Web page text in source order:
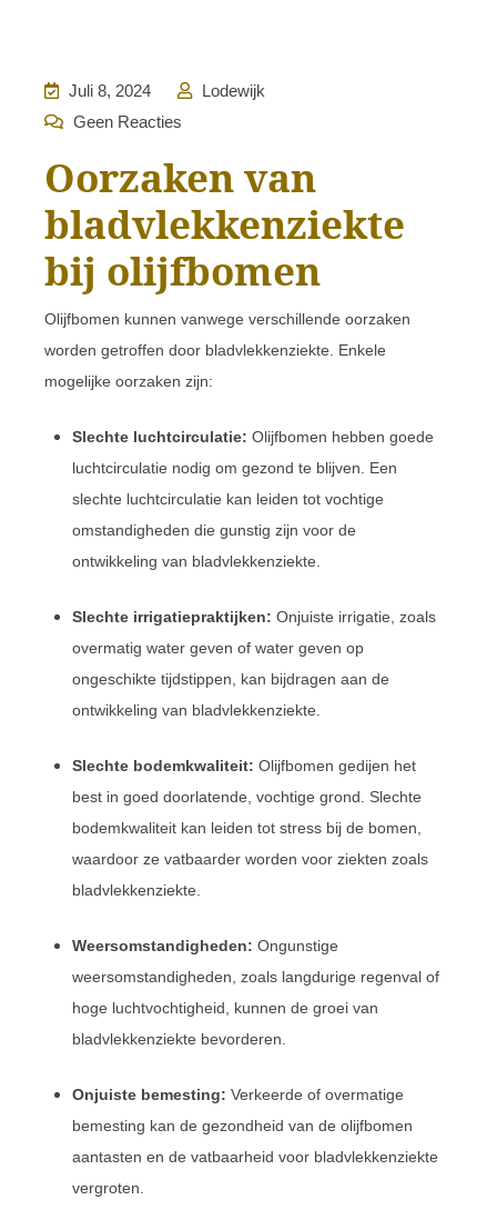
Juli 8, 2024
Lodewijk
Geen Reacties
Oorzaken van
bladvlekkenziekte
bij olijfbomen
Olijfbomen kunnen vanwege verschillende oorzaken
worden getroffen door bladvlekkenziekte. Enkele
mogelijke oorzaken zijn:
Slechte luchtcirculatie: Olijfbomen hebben goede
luchtcirculatie nodig om gezond te blijven. Een
slechte luchtcirculatie kan leiden tot vochtige
omstandigheden die gunstig zijn voor de
ontwikkeling van bladvlekkenziekte.
Slechte irrigatiepraktijken: Onjuiste irrigatie, zoals
overmatig water geven of water geven op
ongeschikte tijdstippen, kan bijdragen aan de
ontwikkeling van bladvlekkenziekte.
Slechte bodemkwaliteit: Olijfbomen gedijen het
best in goed doorlatende, vochtige grond. Slechte
bodemkwaliteit kan leiden tot stress bij de bomen,
waardoor ze vatbaarder worden voor ziekten zoals
bladvlekkenziekte.
Weersomstandigheden: Ongunstige
weersomstandigheden, zoals langdurige regenval of
hoge luchtvochtigheid, kunnen de groei van
bladvlekkenziekte bevorderen.
Onjuiste bemesting: Verkeerde of overmatige
bemesting kan de gezondheid van de olijfbomen
aantasten en de vatbaarheid voor bladvlekkenziekte
vergroten.